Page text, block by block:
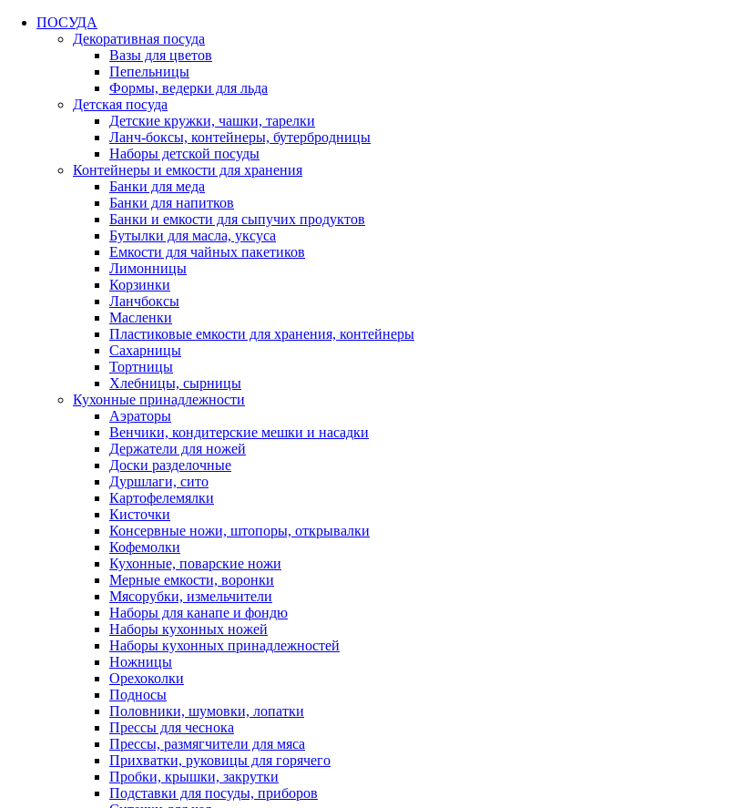
ПОСУДА
Декоративная посуда
Вазы для цветов
Пепельницы
Формы, ведерки для льда
Детская посуда
Детские кружки, чашки, тарелки
Ланч-боксы, контейнеры, бутербродницы
Наборы детской посуды
Контейнеры и емкости для хранения
Банки для меда
Банки для напитков
Банки и емкости для сыпучих продуктов
Бутылки для масла, уксуса
Емкости для чайных пакетиков
Лимонницы
Корзинки
Ланчбоксы
Масленки
Пластиковые емкости для хранения, контейнеры
Сахарницы
Тортницы
Хлебницы, сырницы
Кухонные принадлежности
Аэраторы
Венчики, кондитерские мешки и насадки
Держатели для ножей
Доски разделочные
Дуршлаги, сито
Картофелемялки
Кисточки
Консервные ножи, штопоры, открывалки
Кофемолки
Кухонные, поварские ножи
Мерные емкости, воронки
Мясорубки, измельчители
Наборы для канапе и фондю
Наборы кухонных ножей
Наборы кухонных принадлежностей
Ножницы
Орехоколки
Подносы
Половники, шумовки, лопатки
Прессы для чеснока
Прессы, размягчители для мяса
Прихватки, руковицы для горячего
Пробки, крышки, закрутки
Подставки для посуды, приборов